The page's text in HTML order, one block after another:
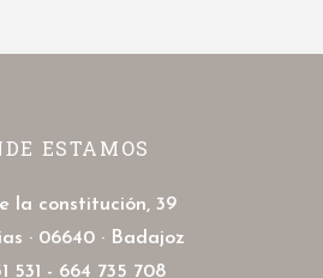
ESTAMOS
la constitución, 39
· 06640 · Badajoz
531 - 664 735 708